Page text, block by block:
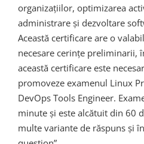
organizațiilor, optimizarea
administrare și dezvoltare
Această certificare are o
necesare cerințe preliminarii,
această certificare este
promoveze examenul Linux
DevOps Tools Engineer.
minute și este alcătuit din 60
multe variante de răspuns și